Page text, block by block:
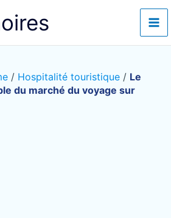
/ Hospitalité touristique / Le
du marché du voyage sur